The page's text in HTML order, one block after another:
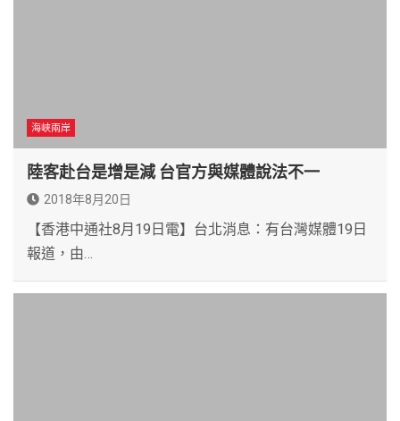
海峽兩岸
陸客赴台是增是減 台官方與媒體說法不一
2018年8月20日
【香港中通社8月19日電】台北消息：有台灣媒體19日
報道，由…